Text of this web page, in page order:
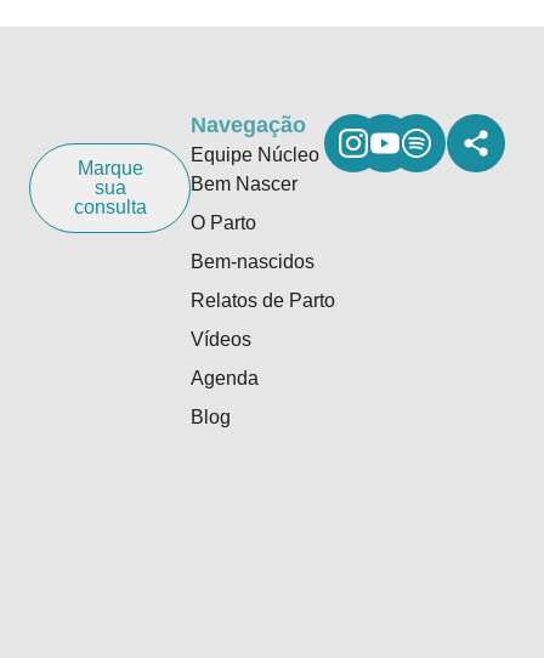
Marque
sua
consulta
Navegação
Equipe Núcleo
Bem Nascer
O Parto
Bem-nascidos
Relatos de Parto
Vídeos
Agenda
Blog